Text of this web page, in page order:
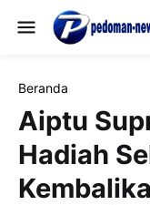
Beranda
Aiptu
Hadiah